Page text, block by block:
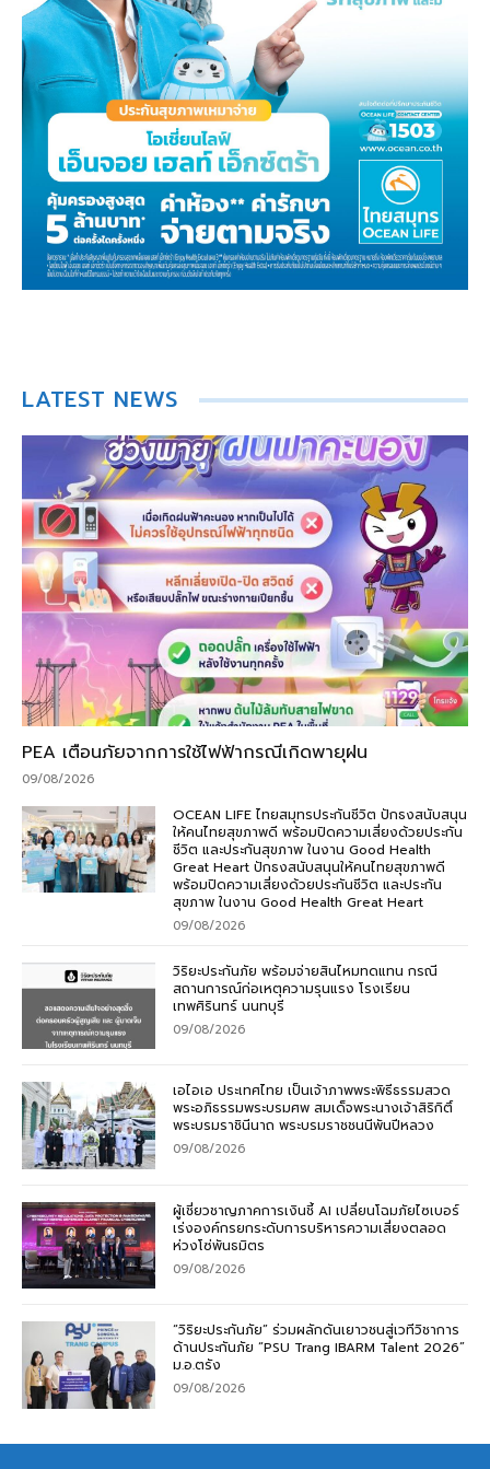
LATEST NEWS
PEA เตือนภัยจากการใช้ไฟฟ้ากรณีเกิดพายุฝน
09/08/2026
OCEAN LIFE ไทยสมุทรประกันชีวิต ปักธงสนับสนุน
ให้คนไทยสุขภาพดี พร้อมปิดความเสี่ยงด้วยประกัน
ชีวิต และประกันสุขภาพ ในงาน Good Health
Great Heart ปักธงสนับสนุนให้คนไทยสุขภาพดี
พร้อมปิดความเสี่ยงด้วยประกันชีวิต และประกัน
สุขภาพ ในงาน Good Health Great Heart
09/08/2026
วิริยะประกันภัย พร้อมจ่ายสินไหมทดแทน กรณี
สถานการณ์ก่อเหตุความรุนแรง โรงเรียน
เทพศิรินทร์ นนทบุรี
09/08/2026
เอไอเอ ประเทศไทย เป็นเจ้าภาพพระพิธีธรรมสวด
พระอภิธรรมพระบรมศพ สมเด็จพระนางเจ้าสิริกิติ์
พระบรมราชินีนาถ พระบรมราชชนนีพันปีหลวง
09/08/2026
ผู้เชี่ยวชาญภาคการเงินชี้ AI เปลี่ยนโฉมภัยไซเบอร์
เร่งองค์กรยกระดับการบริหารความเสี่ยงตลอด
ห่วงโซ่พันธมิตร
09/08/2026
“วิริยะประกันภัย” ร่วมผลักดันเยาวชนสู่เวทีวิชาการ
ด้านประกันภัย “PSU Trang IBARM Talent 2026”
ม.อ.ตรัง
09/08/2026